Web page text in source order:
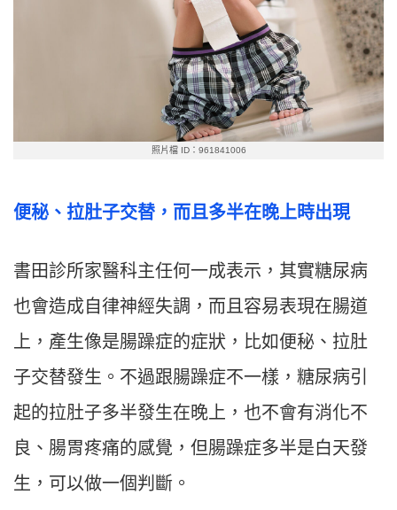
照片檔 ID：961841006
便秘、拉肚子交替，而且多半在晚上時出現
書田診所家醫科主任何一成表示，其實糖尿病
也會造成自律神經失調，而且容易表現在腸道
上，產生像是腸躁症的症狀，比如便秘、拉肚
子交替發生。不過跟腸躁症不一樣，糖尿病引
起的拉肚子多半發生在晚上，也不會有消化不
良、腸胃疼痛的感覺，但腸躁症多半是白天發
生，可以做一個判斷。